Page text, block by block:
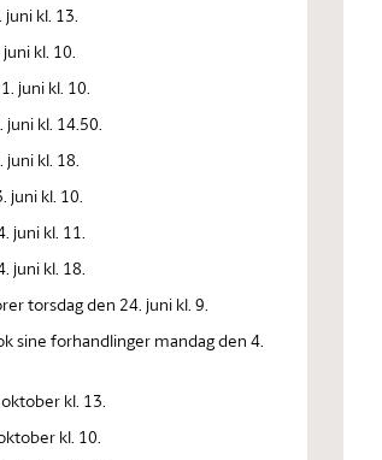
kl. 13.
kl. 10.
juni kl. 10.
kl. 14.50.
kl. 18.
juni kl. 10.
juni kl. 11.
juni kl. 18.
torsdag den 24. juni kl. 9.
sine forhandlinger mandag den 4.
kl. 13.
kl. 10.